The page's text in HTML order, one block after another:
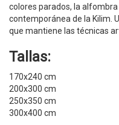
colores parados, la
contemporánea de la Kilim.
que mantiene las técnicas
Tallas:
170x240 cm
200x300 cm
250x350 cm
300x400 cm